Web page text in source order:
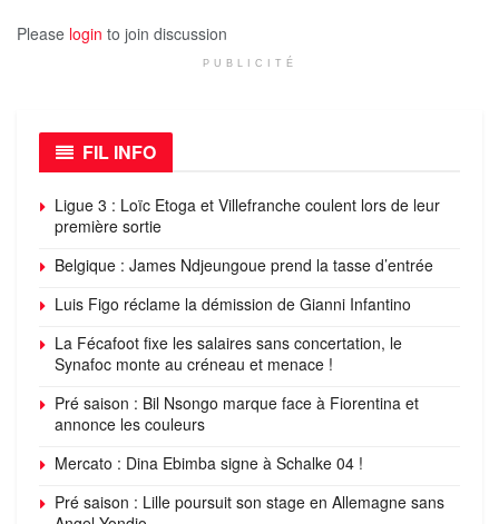
Please login to join discussion
PUBLICITÉ
FIL INFO
Ligue 3 : Loïc Etoga et Villefranche coulent lors de leur
première sortie
Belgique : James Ndjeungoue prend la tasse d’entrée
Luis Figo réclame la démission de Gianni Infantino
La Fécafoot fixe les salaires sans concertation, le
Synafoc monte au créneau et menace !
Pré saison : Bil Nsongo marque face à Fiorentina et
annonce les couleurs
Mercato : Dina Ebimba signe à Schalke 04 !
Pré saison : Lille poursuit son stage en Allemagne sans